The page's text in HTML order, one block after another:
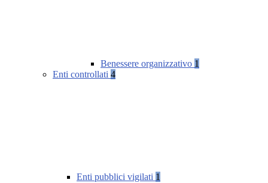
Benessere organizzativo 1
Enti controllati 4
Enti pubblici vigilati 1